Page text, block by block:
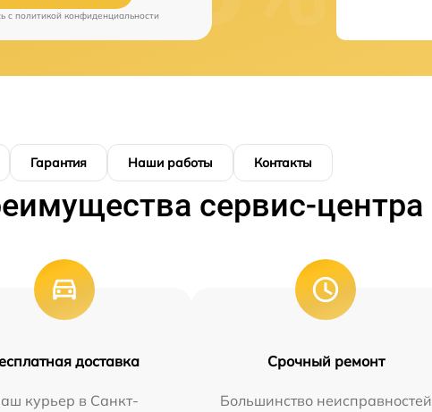
c политикой конфиденциальности
Гарантия Наши работы Контакты
сервис-центра
доставка
курьер в Санкт-
Срочный ремонт
Большинство неисправностей